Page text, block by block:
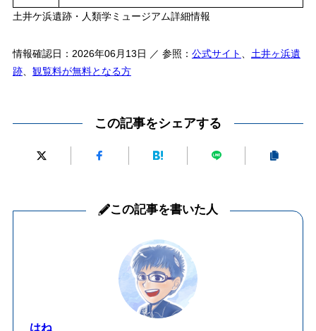
土井ケ浜遺跡・人類学ミュージアム詳細情報
情報確認日：2026年06月13日 ／ 参照： 公式サイト 、 土井ヶ浜遺
跡、 観覧料が無料となる方
この記事をシェアする
この記事を書いた人
はね